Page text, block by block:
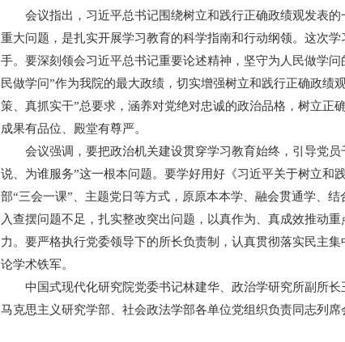
会议指出，习近平总书记围绕树立和践行正确政绩观发表的
重大问题，是扎实开展学习教育的科学指南和行动纲领。这次
手。要深刻领会习近平总书记重要论述精神，坚守为人民做学
民做学问”作为我院的最大政绩，切实增强树立和践行正确政
策、真抓实干”总要求，涵养对党绝对忠诚的政治品格，树立正
成果有品位、殿堂有尊严。
会议强调，要把政治机关建设贯穿学习教育始终，引导党员
说、为谁服务”这一根本问题。要学好用好《习近平关于树立和
部“三会一课”、主题党日等方式，原原本本学、融会贯通学、
入查摆问题不足，扎实整改突出问题，以真作为、真成效推动
力。要严格执行党委领导下的所长负责制，认真贯彻落实民主
论学术铁军。
中国式现代化研究院党委书记林建华、政治学研究所副所长
马克思主义研究学部、社会政法学部各单位党组织负责同志列席